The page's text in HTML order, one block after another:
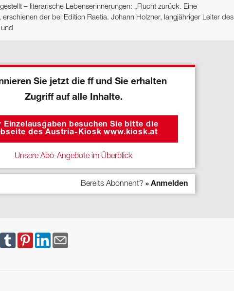
– literarische Lebenserinnerungen: „Flucht zurück. Eine
der bei Edition Raetia. Johann Holzner, langjähriger Leiter des
Sie jetzt die ff und Sie erhalten
Zugriff auf alle Inhalte.
Einzelausgaben besuchen Sie bitte die
des Austria-Kiosk www.kiosk.at
Unsere Abo-Angebote im Überblick
Bereits Abonnent? » Anmelden